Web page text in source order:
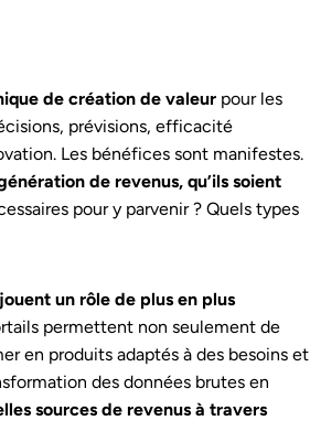
de création de valeurpour les
prévisions, efficacité
Les bénéfices sont manifestes.
de revenus, qu’ils soient
pour y parvenir ? Quels types
un rôle de plus en plus
permettent non seulement de
en produits adaptés à des besoins et
des données brutes en
sources de revenus à travers